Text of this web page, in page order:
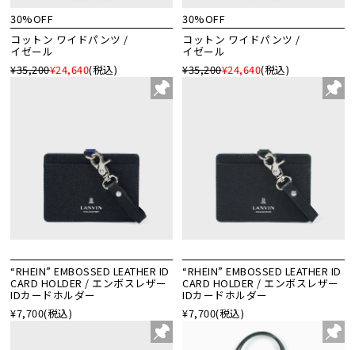
30%OFF
コットン ワイドパンツ /
イゼール
¥35,200¥24,640(税込)
30%OFF
コットン ワイドパンツ /
イゼール
¥35,200¥24,640(税込)
“RHEIN” EMBOSSED LEATHER ID
CARD HOLDER / エンボスレザー
IDカードホルダー
¥7,700(税込)
“RHEIN” EMBOSSED LEATHER ID
CARD HOLDER / エンボスレザー
IDカードホルダー
¥7,700(税込)